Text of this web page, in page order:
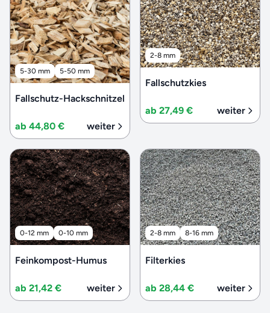
5-30 mm 5-50 mm
Fallschutz-Hackschnitzel
ab 44,80 € weiter
2-8 mm
Fallschutzkies
ab 27,49 € weiter
0-12 mm 0-10 mm
Feinkompost-Humus
ab 21,42 € weiter
2-8 mm 8-16 mm
Filterkies
ab 28,44 € weiter